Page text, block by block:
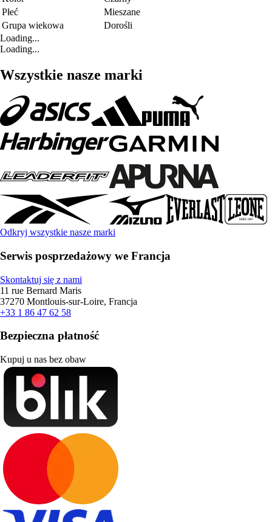
Płeć
Mieszane
Grupa wiekowa
Dorośli
Loading...
Loading...
Wszystkie nasze marki
Odkryj wszystkie nasze marki
Serwis posprzedażowy we Francja
Skontaktuj się z nami
11 rue Bernard Maris
37270 Montlouis-sur-Loire, Francja
+33 1 86 47 62 58
Bezpieczna płatność
Kupuj u nas bez obaw